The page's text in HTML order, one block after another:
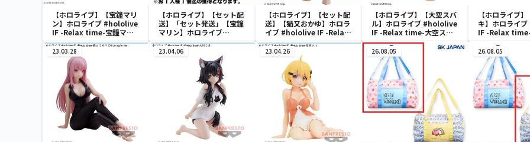
【ホロライブ】【宝鐘マリ
ン】ホロライブ #hololive
IF -Relax time-宝鐘マリ
ン
【ホロライブ】【セット配
送】「セット発送」【宝鐘
マリン】ホロライブ
#hololive IF -Relax
time-宝鐘マリン
【ホロライブ】【セット配
送】【猫又おかゆ】ホロラ
イブ #hololive IF -Relax
time-猫又おかゆ
【ホロライブ】【大空スバ
ル】ホロライブ #hololive
IF -Relax time-大空スバ
ル School style ver.
【ホロライブ
キ】ホロライ
IF -Relax
23.03.28 23.04.06 23.04.26 26.08.05 26.08.05